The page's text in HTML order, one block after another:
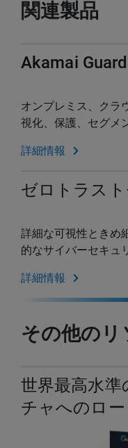
関連製品
Akamai
オンプレミス、クラ
視化、保護、セグメ
詳細情報
ゼロトラス
詳細な可視性ときめ
的なサイバーセキュ
詳細情報
その他のリ
世界最高水
チャへのロ